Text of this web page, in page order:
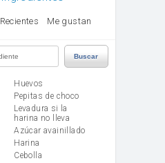
Recientes Me gustan
Buscar
huevos
Pepitas de choco
Levadura si la
harina no lleva
Azúcar avainillado
harina
cebolla